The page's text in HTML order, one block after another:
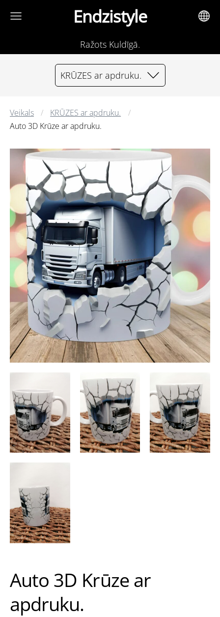
Endzistyle
Ražots Kuldīgā.
KRŪZES ar apdruku.
Veikals
KRŪZES ar apdruku.
Auto 3D Krūze ar apdruku.
Auto 3D Krūze ar
apdruku.